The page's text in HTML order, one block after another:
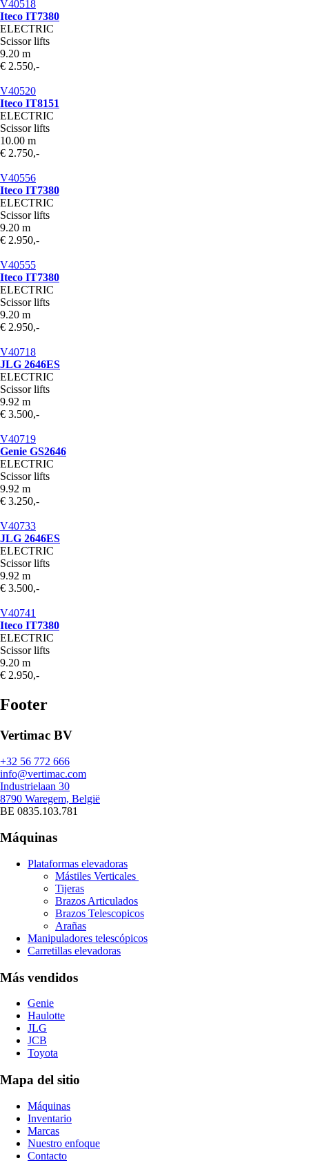
V40518
Iteco IT7380
ELECTRIC
Scissor lifts
9.20 m
€ 2.550,-
V40520
Iteco IT8151
ELECTRIC
Scissor lifts
10.00 m
€ 2.750,-
V40556
Iteco IT7380
ELECTRIC
Scissor lifts
9.20 m
€ 2.950,-
V40555
Iteco IT7380
ELECTRIC
Scissor lifts
9.20 m
€ 2.950,-
V40718
JLG 2646ES
ELECTRIC
Scissor lifts
9.92 m
€ 3.500,-
V40719
Genie GS2646
ELECTRIC
Scissor lifts
9.92 m
€ 3.250,-
V40733
JLG 2646ES
ELECTRIC
Scissor lifts
9.92 m
€ 3.500,-
V40741
Iteco IT7380
ELECTRIC
Scissor lifts
9.20 m
€ 2.950,-
Footer
Vertimac BV
+32 56 772 666
info@vertimac.com
Industrielaan 30
8790 Waregem, België
BE 0835.103.781
Máquinas
Plataformas elevadoras
Mástiles Verticales
Tijeras
Brazos Articulados
Brazos Telescopicos
Arañas
Manipuladores telescópicos
Carretillas elevadoras
Más vendidos
Genie
Haulotte
JLG
JCB
Toyota
Mapa del sitio
Máquinas
Inventario
Marcas
Nuestro enfoque
Contacto